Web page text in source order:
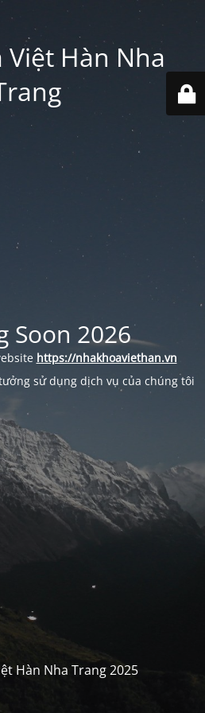
Việt Hàn Nha
Soon 2026
https://nhakhoaviethan.vn
sử dụng dịch vụ của chúng tôi
Hàn Nha Trang 2025